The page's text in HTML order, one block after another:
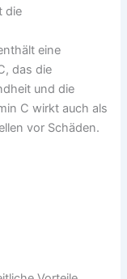
die
eine
das die
und die
C wirkt auch als
vor Schäden.